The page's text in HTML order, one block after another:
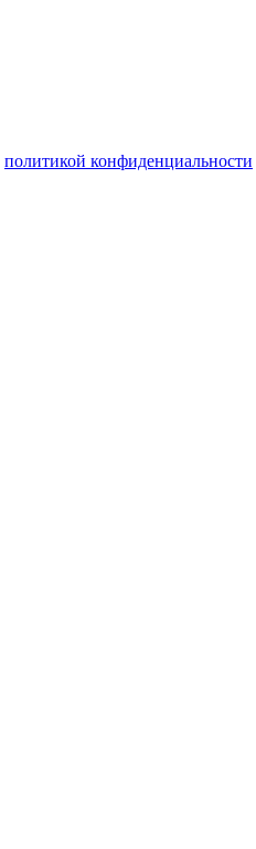
политикой конфиденциальности